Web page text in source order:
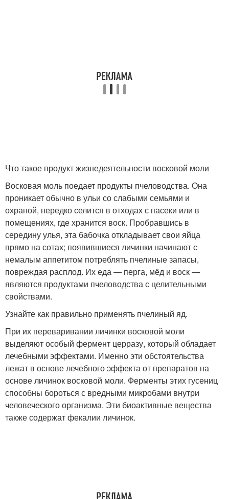
Что такое продукт жизнедеятельности восковой моли
Восковая моль поедает продукты пчеловодства. Она
проникает обычно в ульи со слабыми семьями и
охраной, нередко селится в отходах с пасеки или в
помещениях, где хранится воск. Пробравшись в
середину улья, эта бабочка откладывает свои яйца
прямо на сотах; появившиеся личинки начинают с
немалым аппетитом потреблять пчелиные запасы,
повреждая расплод. Их еда — перга, мёд и воск —
являются продуктами пчеловодства с целительными
свойствами.
Узнайте как правильно применять пчелиный яд.
При их переваривании личинки восковой моли
выделяют особый фермент церразу, который обладает
лечебными эффектами. Именно эти обстоятельства
лежат в основе лечебного эффекта от препаратов на
основе личинок восковой моли. Ферменты этих гусениц
способны бороться с вредными микробами внутри
человеческого организма. Эти биоактивные вещества
также содержат фекалии личинок.